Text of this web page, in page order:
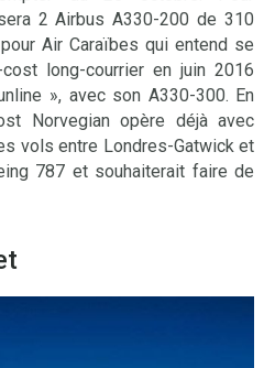
2 Airbus A330-200 de 310
Air Caraïbes qui entend se
long-courrier en juin 2016
», avec son A330-300. En
Norvegian opère déjà avec
vols entre Londres-Gatwick et
787 et souhaiterait faire de